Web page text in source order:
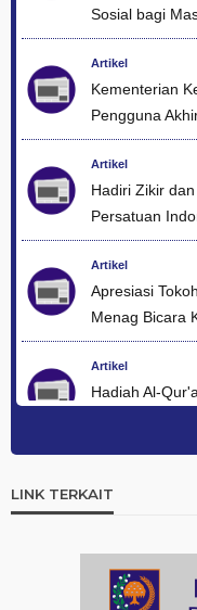
Sosial bagi
Artikel
Kementerian
Pengguna
Artikel
Hadiri Zikir
Persatuan
Artikel
Apresiasi
Menag Bicara
Artikel
Hadiah Al-
Ini Teks
Protestan di
Artikel
Paduan
LINK TERKAIT